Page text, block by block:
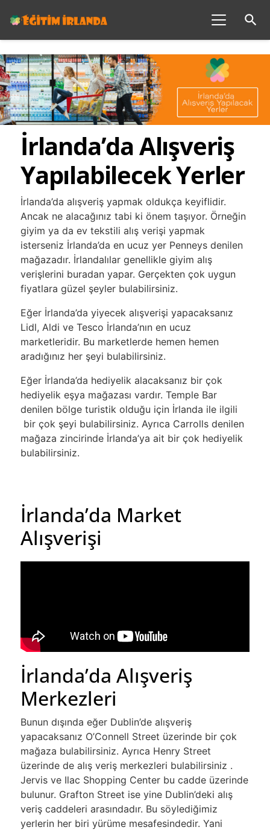
search
İrlanda’da Alışveriş
Yapılabilecek Yerler
İrlanda’da alışveriş yapmak oldukça keyiflidir.
Ancak ne alacağınız tabi ki önem taşıyor. Örneğin
giyim ya da ev tekstili alış verişi yapmak
isterseniz İrlanda’da en ucuz yer Penneys denilen
mağazadır. İrlandalılar genellikle giyim alış
verişlerini buradan yapar. Gerçekten çok uygun
fiyatlara güzel şeyler bulabilirsiniz.
Eğer İrlanda’da yiyecek alışverişi yapacaksanız
Lidl, Aldi ve Tesco İrlanda’nın en ucuz
marketleridir. Bu marketlerde hemen hemen
aradığınız her şeyi bulabilirsiniz.
Eğer İrlanda’da hediyelik alacaksanız bir çok
hediyelik eşya mağazası vardır. Temple Bar
denilen bölge turistik olduğu için İrlanda ile ilgili
bir çok şeyi bulabilirsiniz. Ayrıca Carrolls denilen
mağaza zincirinde İrlanda’ya ait bir çok hediyelik
bulabilirsiniz.
İrlanda’da Market
Alışverişi
İrlanda’da Alışveriş
Merkezleri
Bunun dışında eğer Dublin’de alışveriş
yapacaksanız O’Connell Street üzerinde bir çok
mağaza bulabilirsiniz. Ayrıca Henry Street
üzerinde de alış veriş merkezleri bulabilirsiniz .
Jervis ve Ilac Shopping Center bu cadde üzerinde
bulunur. Grafton Street ise yine Dublin’deki alış
veriş caddeleri arasındadır. Bu söylediğimiz
yerlerin her biri yürüme mesafesindedir. Yani